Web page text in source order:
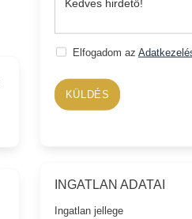
Elfogadom az
KÜLDÉS
INGATLAN ADATAI
Ingatlan jellege